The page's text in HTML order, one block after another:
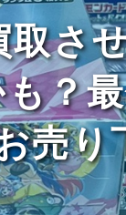
さ
？
売り